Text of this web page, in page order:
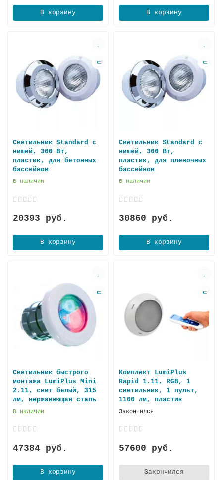
В корзину В корзину
Светильник Standard с
нишей, 300 Вт,
пластик, для бетонных
бассейнов
В наличии
20393 руб.
В корзину
Светильник Standard с
нишей, 300 Вт,
пластик, для пленочных
бассейнов
В наличии
30860 руб.
В корзину
Светильник быстрого
монтажа LumiPlus Mini
2.11, свет белый, 315
лм, нержавеющая сталь
В наличии
47384 руб.
В корзину
Комплект LumiPlus
Rapid 1.11, RGB, 1
светильник, 1 пульт,
1100 лм, плaстик
Закончился
57600 руб.
Закончился